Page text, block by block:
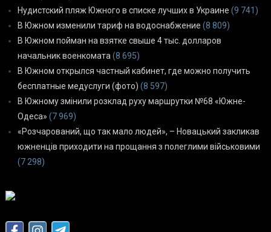
Нудистский пляж Южного в списке лучших в Украине (9 741)
В Южном изменили тариф на водоснабжение (8 809)
В Южном пойман на взятке свыше 4 тыс. долларов
начальник военкомата (8 695)
В Южном открылся частный кабинет, где можно получить
бесплатные медуслуги (фото) (8 597)
В Южному змінили розклад руху маршрутки №68 «Южне-
Одеса» (7 969)
«Розчарований, що так мало людей», – Новацький закликав
южненців приходити на прощання з полеглими військовими
(7 298)